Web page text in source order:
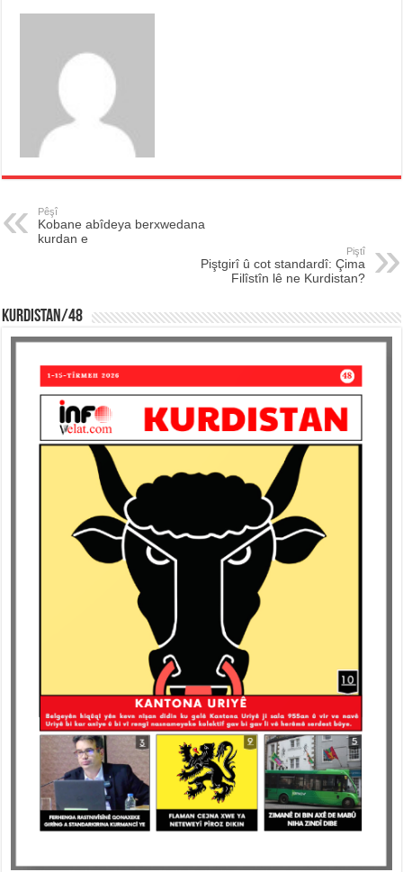
Pêşî
Kobane abîdeya berxwedana
kurdan e
Piştî
Piştgirî û cot standardî: Çima
Filîstîn lê ne Kurdistan?
KURDISTAN/48